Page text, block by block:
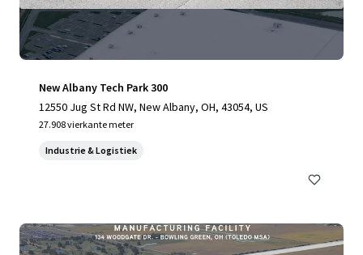
New Albany Tech Park 300
12550 Jug St Rd NW, New Albany, OH, 43054, US
27.908 vierkante meter
Industrie & Logistiek